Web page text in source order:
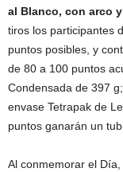
al Blanco, con arco
tiros los participantes
puntos posibles, y
de 80 a 100 puntos
Condensada de 397
envase Tetrapak de
puntos ganarán un
Al conmemorar el